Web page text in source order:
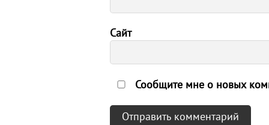
Сайт
Сообщите мне о новых